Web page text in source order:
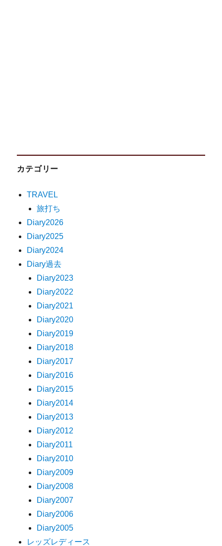
カテゴリー
TRAVEL
旅打ち
Diary2026
Diary2025
Diary2024
Diary過去
Diary2023
Diary2022
Diary2021
Diary2020
Diary2019
Diary2018
Diary2017
Diary2016
Diary2015
Diary2014
Diary2013
Diary2012
Diary2011
Diary2010
Diary2009
Diary2008
Diary2007
Diary2006
Diary2005
レッズレディース